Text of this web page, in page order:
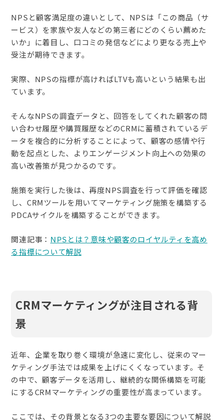
NPSと顧客満足度の違いとして、NPSは「この商品（サ
ービス）を家族や友人などの第三者にどのくらい薦めた
いか」に着目し、口コミの発信などにより更なる売上や
受注が期待できます。
実際、NPSの指標が高ければLTVも高いという結果も出
ています。
そんなNPSの調査データと、回答をしてくれた顧客の問
い合わせ履歴や購買履歴などのCRMに蓄積されているデ
ータを複合的に分析することによって、顧客の感情や行
動を起点とした、よりエンゲージメント向上への効果の
高い改善策が見つかるのです。
施策を実行した後は、再度NPS調査を行って評価を確認
し、CRMツールを用いてマーケティング施策を構築する
PDCAサイクルを構築することができます。
関連記事： NPSとは？意味や顧客のロイヤルティを高め
る指標について解説
CRMマーケティングが注目される背
景
近年、企業を取り巻く環境が急速に変化し、従来のマー
ケティング手法では成果を上げにくくなっています。そ
の中で、顧客データを活用し、継続的な関係構築を可能
にするCRMマーケティングの重要性が高まっています。
ここでは、その背景となる3つの主要な要因について解説